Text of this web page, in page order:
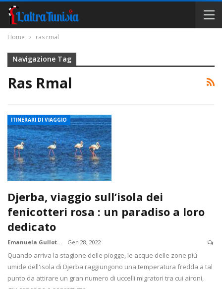
Home ras rmal
Navigazione Tag
Ras Rmal
ITINERARI DI VIAGGIO
Djerba, viaggio sull’isola dei
fenicotteri rosa : un paradiso a loro
dedicato
Emanuela Gullotti Gen 28, 2022
Quando arriva la stagione delle piogge, le acque delle zone più
umide dell'isola di Djerba raggiungono una temperatura fredda a tal
punto da attirare un gran numero di uccelli migratori tra cui aironi,